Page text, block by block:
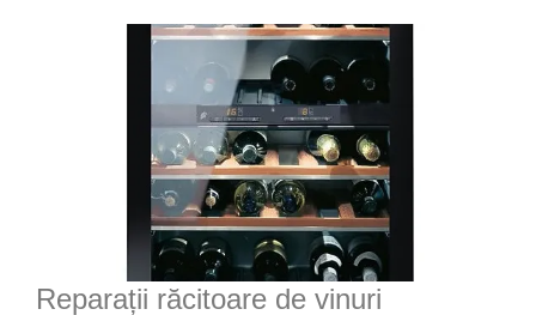
Reparații răcitoare de vinuri